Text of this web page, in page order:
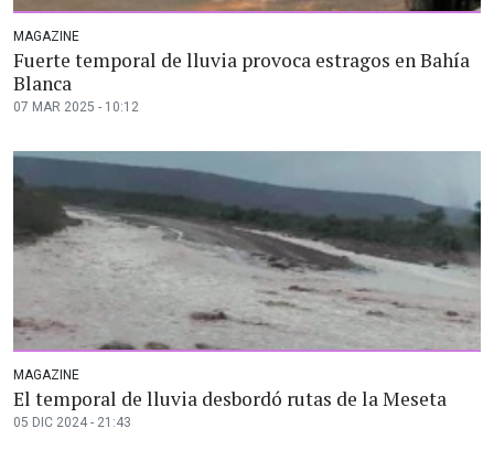
MAGAZINE
Fuerte temporal de lluvia provoca estragos en Bahía
Blanca
07 MAR 2025 - 10:12
MAGAZINE
El temporal de lluvia desbordó rutas de la Meseta
05 DIC 2024 - 21:43